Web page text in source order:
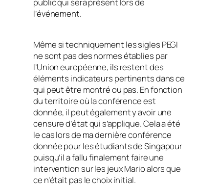
public qui sera présent lors de
l’événement.
Même si techniquement les sigles PEGI
ne sont pas des normes établies par
l’Union européenne, ils restent des
éléments indicateurs pertinents dans ce
qui peut être montré ou pas. En fonction
du territoire où la conférence est
donnée, il peut également y avoir une
censure d’état qui s’applique. Cela a été
le cas lors de ma dernière conférence
donnée pour les étudiants de Singapour
puisqu’il a fallu finalement faire une
intervention sur les jeux Mario alors que
ce n’était pas le choix initial.